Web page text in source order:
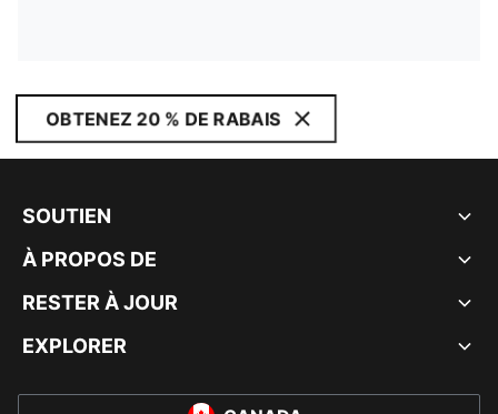
OBTENEZ 20 % DE RABAIS
SOUTIEN
À PROPOS DE
RESTER À JOUR
EXPLORER